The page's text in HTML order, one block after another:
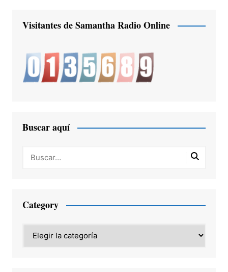
Visitantes de Samantha Radio Online
Buscar aquí
Category